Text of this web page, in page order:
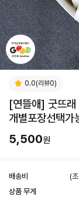
0.0(리뷰0)
[연뜰애] 굿뜨
개별포장선택가
5,500원
배송비 (
상품 무게